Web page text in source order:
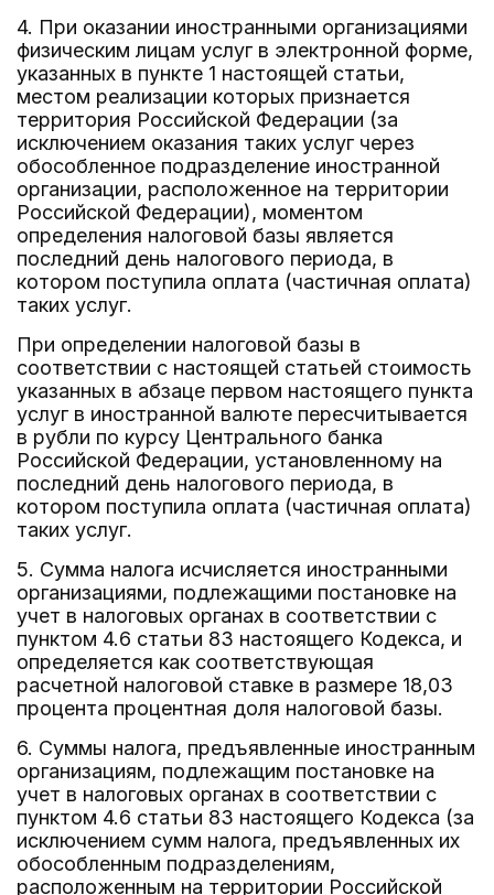
4. При оказании иностранными организациями
физическим лицам услуг в электронной форме,
указанных в пункте 1 настоящей статьи,
местом реализации которых признается
территория Российской Федерации (за
исключением оказания таких услуг через
обособленное подразделение иностранной
организации, расположенное на территории
Российской Федерации), моментом
определения налоговой базы является
последний день налогового периода, в
котором поступила оплата (частичная оплата)
таких услуг.
При определении налоговой базы в
соответствии с настоящей статьей стоимость
указанных в абзаце первом настоящего пункта
услуг в иностранной валюте пересчитывается
в рубли по курсу Центрального банка
Российской Федерации, установленному на
последний день налогового периода, в
котором поступила оплата (частичная оплата)
таких услуг.
5. Сумма налога исчисляется иностранными
организациями, подлежащими постановке на
учет в налоговых органах в соответствии с
пунктом 4.6 статьи 83 настоящего Кодекса, и
определяется как соответствующая
расчетной налоговой ставке в размере 18,03
процента процентная доля налоговой базы.
6. Суммы налога, предъявленные иностранным
организациям, подлежащим постановке на
учет в налоговых органах в соответствии с
пунктом 4.6 статьи 83 настоящего Кодекса (за
исключением сумм налога, предъявленных их
обособленным подразделениям,
расположенным на территории Российской